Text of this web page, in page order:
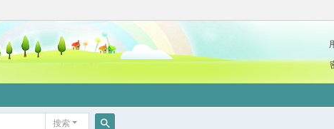
搜索